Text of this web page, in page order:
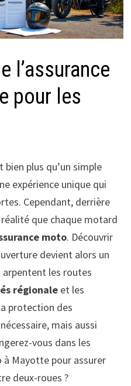
l’assurance
pour les
plus qu’un simple
expérience unique qui
Cependant, derrière
que chaque motard
moto. Découvrir
devient alors un
arpentent les routes
régionaleet les
protection des
mais aussi
vous dans les
à Mayotte pour assurer
deux-roues ?